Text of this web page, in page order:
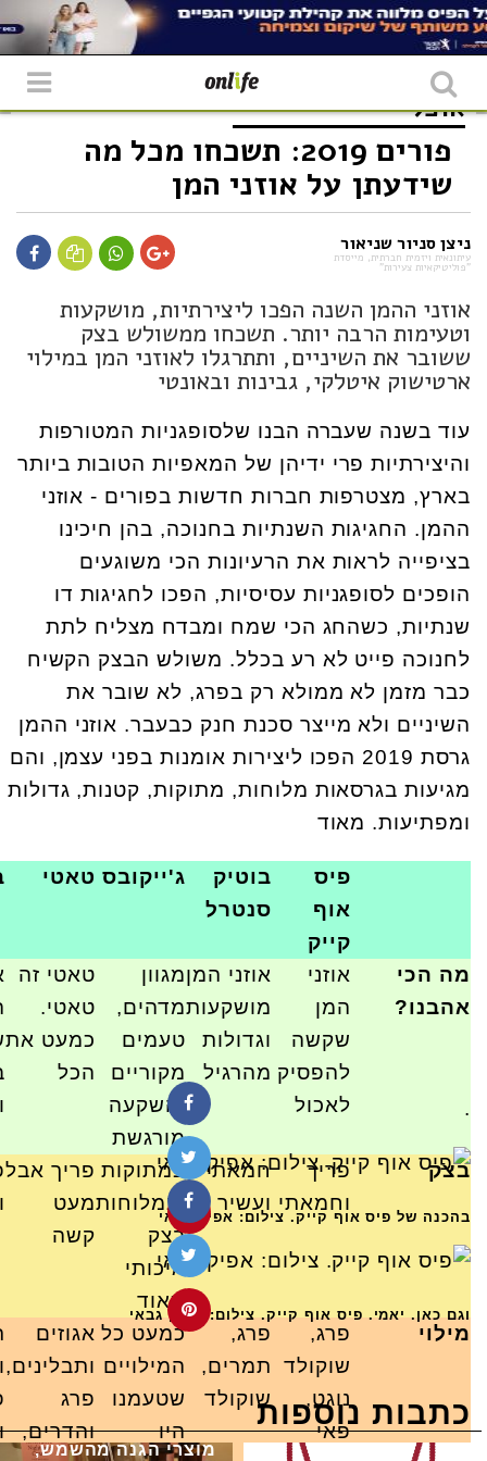
אוכל
פורים 2019: תשכחו מכל מה
שידעתן על אוזני המן
ניצן סניור שניאור
עיתונאית ויזמית חברתית, מייסדת
"פוליטיקאיות צעירות"
אוזני ההמן השנה הפכו ליצירתיות, מושקעות
וטעימות הרבה יותר. תשכחו ממשולש בצק
ששובר את השיניים, ותתרגלו לאוזני המן במילוי
ארטישוק איטלקי, גבינות ובאונטי
עוד בשנה שעברה הבנו שלסופגניות המטורפות
והיצירתיות פרי ידיהן של המאפיות הטובות ביותר
בארץ, מצטרפות חברות חדשות בפורים - אוזני
ההמן. החגיגות השנתיות בחנוכה, בהן חיכינו
בציפייה לראות את הרעיונות הכי משוגעים
הופכים לסופגניות עסיסיות, הפכו לחגיגות דו
שנתיות, כשהחג הכי שמח ומבדח מצליח לתת
לחנוכה פייט לא רע בכלל. משולש הבצק הקשיח
כבר מזמן לא ממולא רק בפרג, לא שובר את
השיניים ולא מייצר סכנת חנק כבעבר. אוזני ההמן
גרסת 2019 הפכו ליצירות אומנות בפני עצמן, והם
מגיעות בגרסאות מלוחות, מתוקות, קטנות, גדולות
ומפתיעות. מאוד
פיס
אוף
קייק
בוטיק
סנטרל
ג'ייקובס טאטי
מה הכי
אהבנו?
אוזני
המן
שקשה
להפסיק
לאכול
אוזני המן
מושקעות
וגדולות
מהרגיל
מגוון
מדהים,
טעמים
מקוריים
והשקעה
מורגשת
טאטי זה
טאטי.
כמעט את
הכל
בצק
פריך
וחמאתי
חמאתי
ועשיר
במתוקות
ובמלוחות
בצק
איכותי
מאוד
פריך אבל
מעט
קשה
מילוי
פרג,
שוקולד
נוגט,
פאי
פרג,
תמרים,
שוקולד
כמעט כל
המילויים
שטעמנו
היו
אגוזים
ותבלינים,
פרג
והדרים,
.
בהכנה של פיס אוף קייק. צילום: אפיק גבאי
וגם כאן. יאמי. פיס אוף קייק. צילום: אפיק גבאי
כתבות נוספות
מוצרי הגנה מהשמש,